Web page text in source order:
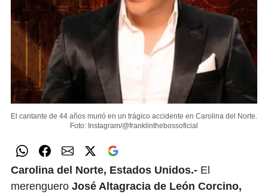
El cantante de 44 años murió en un trágico accidente en Carolina del Norte.
Foto: Instagram/@franklinthebossoficial
Carolina del Norte, Estados Unidos.- El
merenguero José Altagracia de León Corcino,